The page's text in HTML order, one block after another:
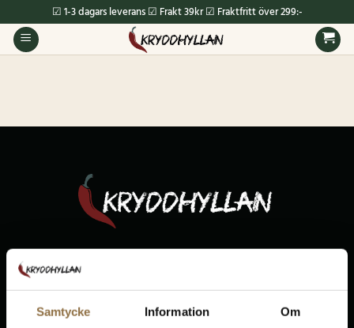
Samtycke Information Om
to
content
☑ 1-3 dagars leverans ☑ Frakt 39kr ☑ Fraktfritt över 299:-